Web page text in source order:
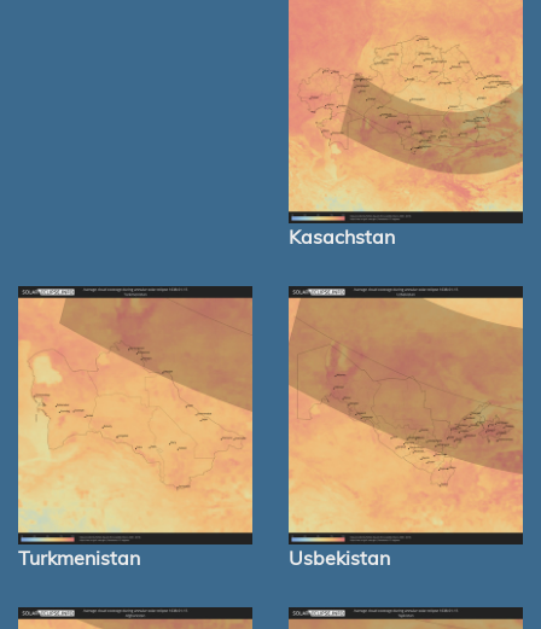
Kasachstan
Turkmenistan Usbekistan